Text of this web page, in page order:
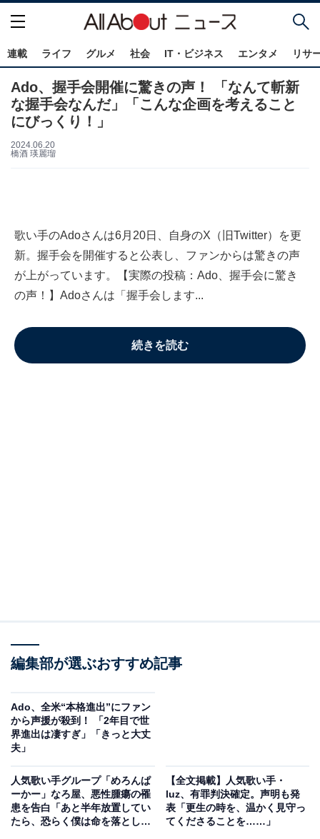
連載 ライフ グルメ 社会 IT・ビジネス エンタメ リサ
Ado、握手会開催に驚きの声！ 「なんて斬新
な握手会なんだ」「こんな企画を考えること
にびっくり！」
2024.06.20
橋酒 瑛麗瑠
歌い手のAdoさんは6月20日、自身のX（旧Twitter）を更
新。握手会を開催すると公表し、ファンからは驚きの声
が上がっています。【実際の投稿：Ado、握手会に驚き
の声！】Adoさんは「握手会します...
続きを読む
編集部が選ぶおすすめ記事
Ado、全米“本格進出”にファン
から声援が殺到！ 「2年目で世
界進出は凄すぎ」「きっと大丈
夫」
人気歌い手グループ「めろんぱ
ーかー」なろ屋、悪性腫瘍の罹
患を告白「あと半年放置してい
たら、恐らく僕は命を落として
【全文掲載】人気歌い手・
luz、有罪判決確定。声明も発
表「更生の時を、温かく見守っ
てくださることを……」